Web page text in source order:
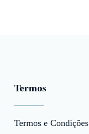
Termos
Termos e Condições